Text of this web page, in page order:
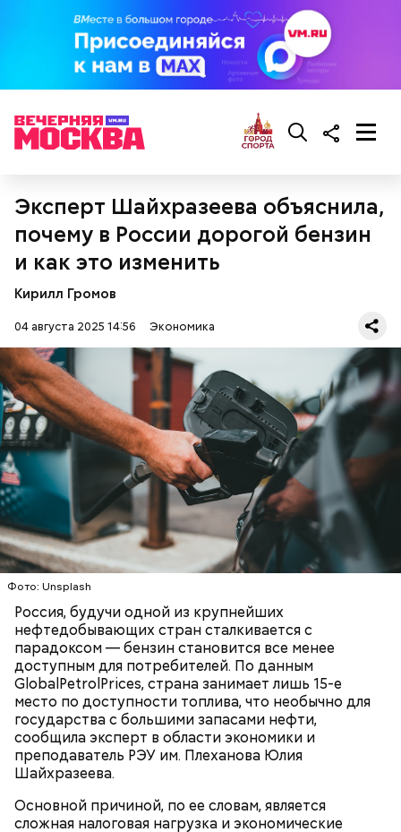
Эксперт Шайхразеева объяснила,
почему в России дорогой бензин
и как это изменить
Кирилл Громов
04 августа 2025 14:56 Экономика
Фото: Unsplash
Россия, будучи одной из крупнейших
нефтедобывающих стран сталкивается с
парадоксом — бензин становится все менее
доступным для потребителей. По данным
GlobalPetrolPrices, страна занимает лишь 15-е
место по доступности топлива, что необычно для
государства с большими запасами нефти,
сообщила эксперт в области экономики и
преподаватель РЭУ им. Плеханова Юлия
Шайхразеева.
Основной причиной, по ее словам, является
сложная налоговая нагрузка и экономические